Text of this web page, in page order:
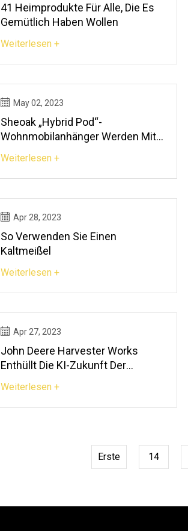
41 Heimprodukte Für Alle, Die Es
Gemütlich Haben Wollen
Weiterlesen +
May 02, 2023
Sheoak „Hybrid Pod“-
Wohnmobilanhänger Werden Mit
Auf Ihrem Overlanding-Kuchen
Sein
Weiterlesen +
Apr 28, 2023
So Verwenden Sie Einen
Kaltmeißel
Weiterlesen +
Apr 27, 2023
John Deere Harvester Works
Enthüllt Die KI-Zukunft Der
Weiterlesen +
Erste 14